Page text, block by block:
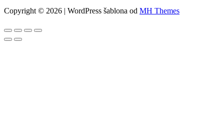
Copyright © 2026 | WordPress šablona od MH Themes